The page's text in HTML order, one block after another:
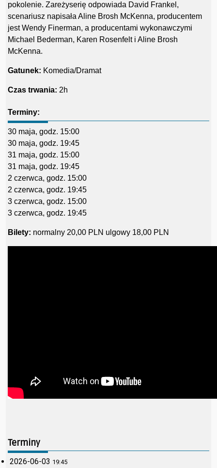
pokolenie. Zareżyserię odpowiada David Frankel,
scenariusz napisała Aline Brosh McKenna, producentem
jest Wendy Finerman, a producentami wykonawczymi
Michael Bederman, Karen Rosenfelt i Aline Brosh
McKenna.
Gatunek: Komedia/Dramat
Czas trwania: 2h
Terminy:
30 maja, godz. 15:00
30 maja, godz. 19:45
31 maja, godz. 15:00
31 maja, godz. 19:45
2 czerwca, godz. 15:00
2 czerwca, godz. 19:45
3 czerwca, godz. 15:00
3 czerwca, godz. 19:45
Bilety: normalny 20,00 PLN ulgowy 18,00 PLN
Terminy
2026-06-03 19:45